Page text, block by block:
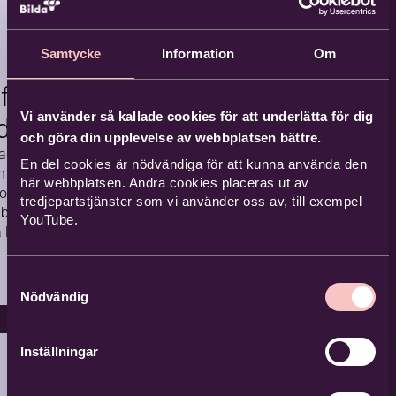
Samtycke Information Om
Vi använder så kallade cookies för att underlätta för dig
och göra din upplevelse av webbplatsen bättre.
En del cookies är nödvändiga för att kunna använda den
här webbplatsen. Andra cookies placeras ut av
tredjepartstjänster som vi använder oss av, till exempel
YouTube.
Nödvändig
Inställningar
till dagar
Genom enkla
övningar
vi oss fram till
i våra röster och
luftﬂöde, klang
Lövnäskyrkan, Ham
marö
2026-08
-15
Komma
i
i
bjuder man in
välbesökt
man på
svenska
varandra,